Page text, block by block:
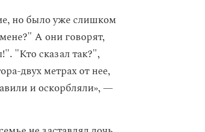
но было уже слишком
А они говорят,
"Кто сказал так?",
двух метрах от нее,
и оскорбляли», —